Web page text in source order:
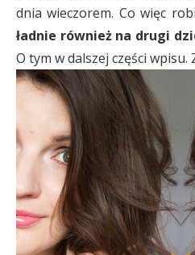
dnia wieczorem. Co więc
ładnie również na drugi
O tym w dalszej części